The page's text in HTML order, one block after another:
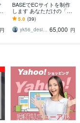
円
BASEでECサイトを制作
します あなただけの「世
界観」をストアで表現し
ます！
5.0 (39)
yk56_design 65,000 円